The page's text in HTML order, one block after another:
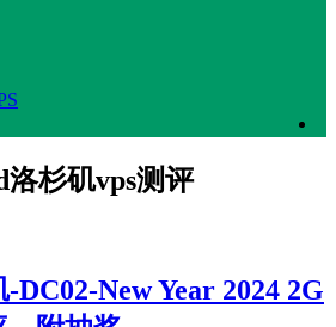
杉矶vps测评
New Year 2024 2G